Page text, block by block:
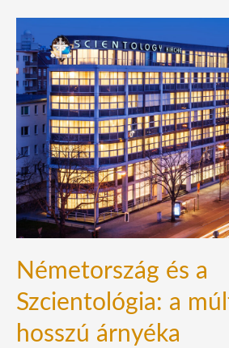
Németország és a
Szcientológia: a
hosszú árnyéka
és
a
Szcientológia:
múlt
hibáinak
hosszú
árnyéka